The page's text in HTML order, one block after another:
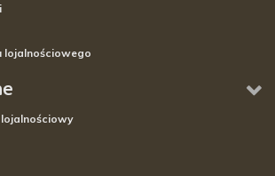
lojalnościowego